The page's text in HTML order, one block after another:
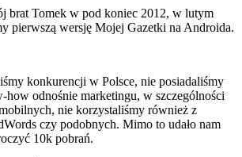
brat Tomek w pod koniec 2012, w lutym
pierwszą wersję Mojej Gazetki na Androida.
konkurencji w Polsce, nie posiadaliśmy
odnośnie marketingu, w szczególności
nie korzystaliśmy również z
czy podobnych. Mimo to udało nam
10k pobrań.